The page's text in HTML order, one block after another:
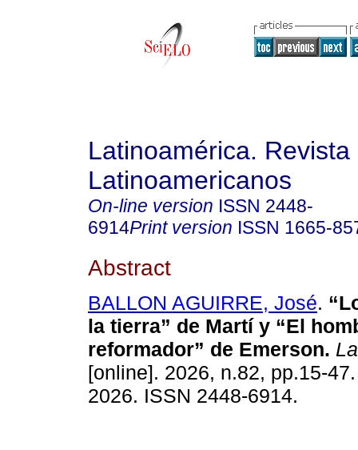
Latinoamérica.
Latinoamericanos
On-line version ISSN 2448-
6914Print version ISSN 1665-
Abstract
BALLON AGUIRRE, José.
la tierra” de Martí y “El
reformador” de Emerson.
[online]. 2026, n.82, pp.15-
2026. ISSN 2448-6914.